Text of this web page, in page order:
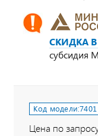
СКИДКА В
субсидия
Код модели:7401
Цена по